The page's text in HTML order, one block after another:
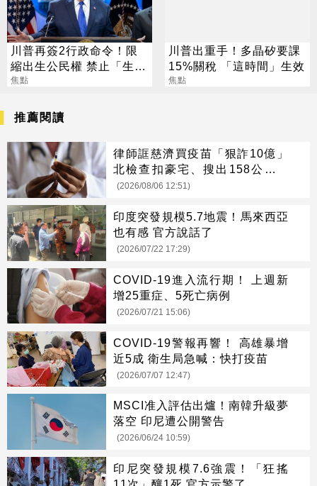
川普再簽2行政命令！限
縮出生公民權 禁止「生育
旅遊」
焦點
川普出重手！多晶矽要課
15%關稅 「這時間」生效
焦點
推薦閱讀
律師誆慈濟買疫苗「狠詐10億」
北檢查扣豪宅、搜出158公斤黃
金
(2026/08/06 12:51)
印度突發規模5.7地震！馬來西亞
也有感 官方說話了
(2026/07/22 17:29)
COVID-19進入流行期！ 上週新
增25重症、5死亡病例
(2026/07/21 15:06)
COVID-19警報再響！ 高雄暴增
近5成 衛生局急喊：快打疫苗
(2026/07/07 12:47)
MSCI准入評估出爐！南韓升級夢
落空 印尼遭公開警告
(2026/06/24 10:59)
印尼突發規模7.6強震！「狂搖